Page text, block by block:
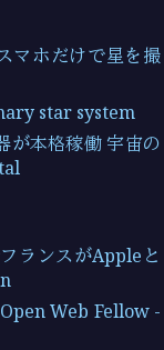
マホだけで星を撮
star system
が本格稼働 宇宙の
ランスがAppleと
Web Fellow -